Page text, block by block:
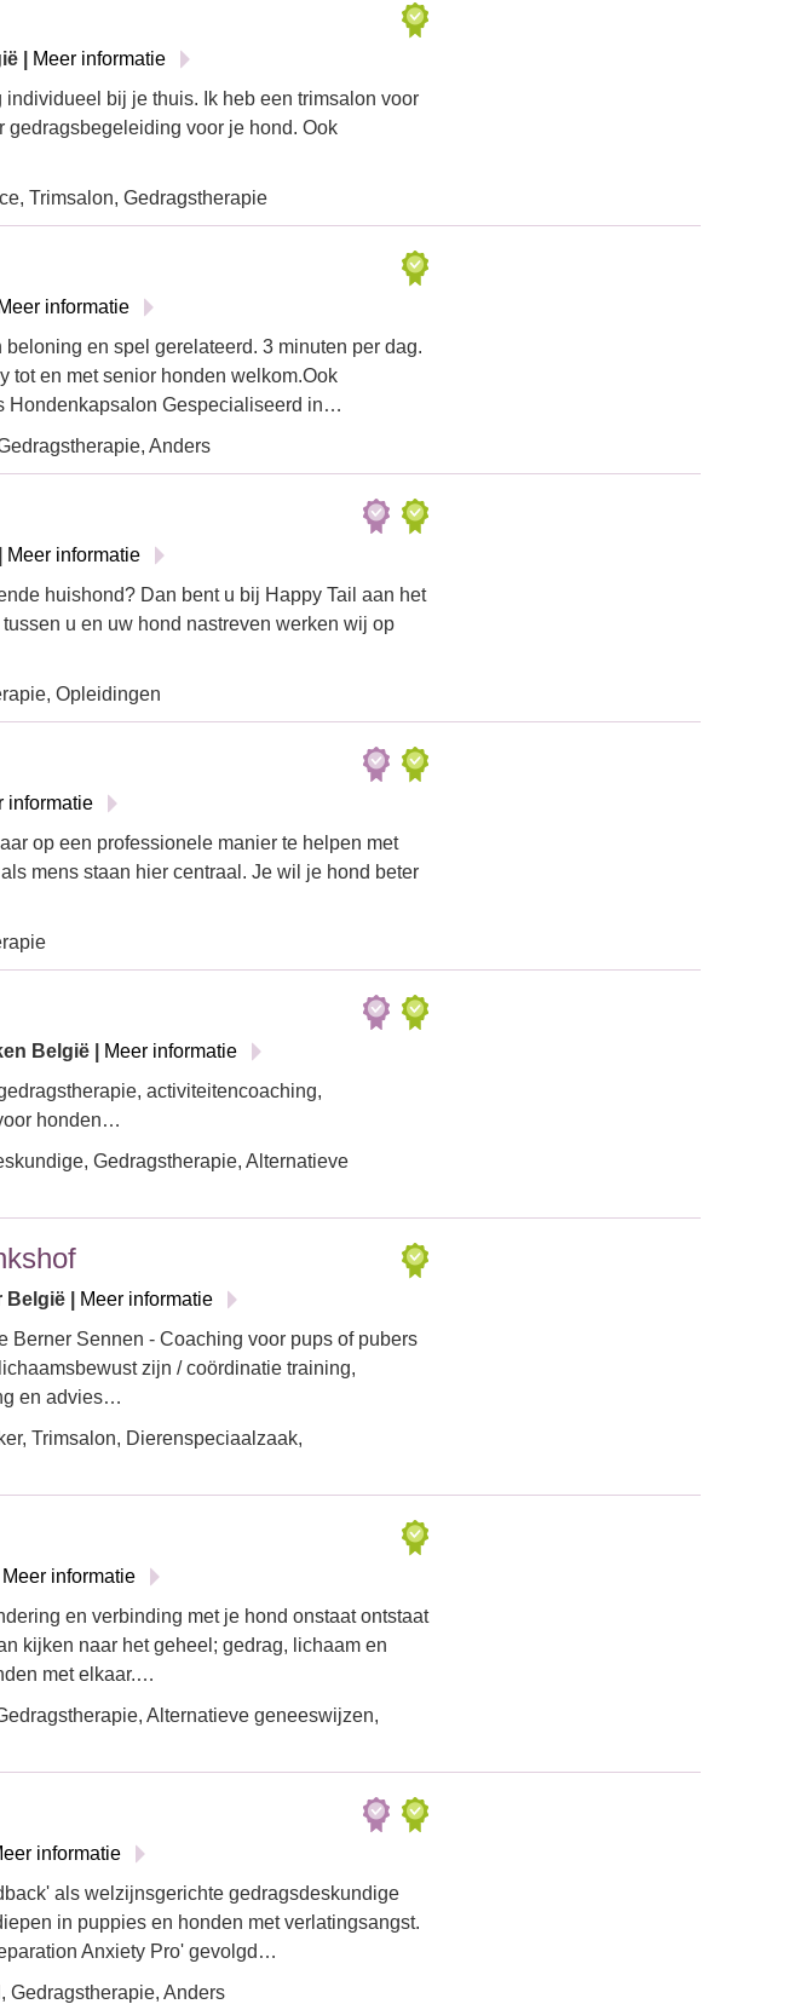
|
Meer informatie
bij je thuis. Ik heb een trimsalon voor
gedragsbegeleiding voor je hond. Ook
Trimsalon, Gedragstherapie
Meer informatie
en spel gerelateerd. 3 minuten per dag.
tot en met senior honden welkom.Ook
Hondenkapsalon Gespecialiseerd in…
Anders
Meer informatie
huishond? Dan bent u bij Happy Tail aan het
u en uw hond nastreven werken wij op
Opleidingen
informatie
op een professionele manier te helpen met
mens staan hier centraal. Je wil je hond beter
België |
Meer informatie
activiteitencoaching,
honden…
Gedragstherapie, Alternatieve
|
Meer informatie
Berner Sennen - Coaching voor pups of pubers
zijn / coördinatie training,
en advies…
Trimsalon, Dierenspeciaalzaak,
Meer informatie
en verbinding met je hond onstaat ontstaat
kijken naar het geheel; gedrag, lichaam en
met elkaar.…
Alternatieve geneeswijzen,
informatie
als welzijnsgerichte gedragsdeskundige
in puppies en honden met verlatingsangst.
Anxiety Pro' gevolgd…
Gedragstherapie, Anders